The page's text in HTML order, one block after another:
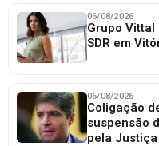
06/08/2026
Grupo
SDR em
06/08/2026
Coligação
suspensão
pela